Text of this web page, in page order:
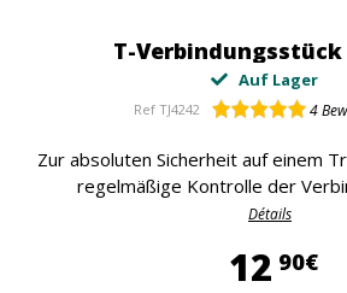
T-
Auf Lager
Ref TJ4242 4
Zur absoluten Sicherheit auf einem
regelmäßige Kontrolle der
Détails
12 90€